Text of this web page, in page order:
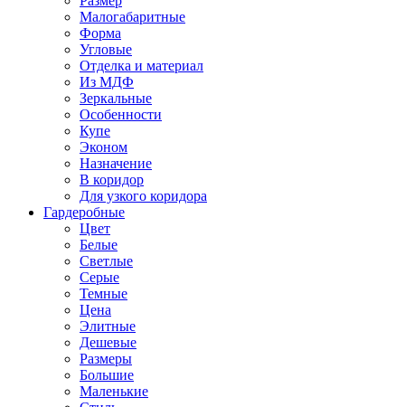
Малогабаритные
Форма
Угловые
Отделка и материал
Из МДФ
Зеркальные
Особенности
Купе
Эконом
Назначение
В коридор
Для узкого коридора
Гардеробные
Цвет
Белые
Светлые
Серые
Темные
Цена
Элитные
Дешевые
Размеры
Большие
Маленькие